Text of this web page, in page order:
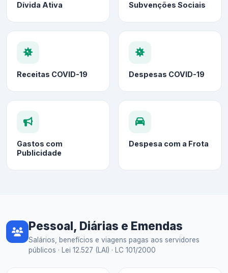
Dívida Ativa Subvenções Sociais
Receitas COVID-19 Despesas COVID-19
Gastos com
Publicidade
Despesa com a Frota
Pessoal, Diárias e Emendas
Salários, benefícios e viagens pagas aos servidores
públicos · Lei 12.527 (LAI) · LC 101/2000